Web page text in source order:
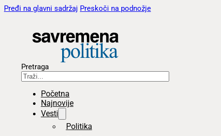
Pređi na glavni sadržaj Preskoči na podnožje
Pretraga
Početna
Najnovije
Vesti
Politika